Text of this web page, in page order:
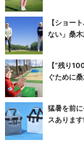
【ショー
ない」桑
【“残り
ぐために
猛暑を前
スありま